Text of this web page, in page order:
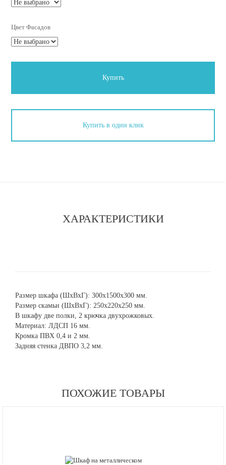
Цвет Фасадов
Купить
Купить в один клик
ХАРАКТЕРИСТИКИ
Размер шкафа (ШхВхГ): 300х1500х300 мм.
Размер скамьи (ШхВхГ): 250х220х250 мм.
В шкафу две полки, 2 крючка двухрожковых.
Материал: ЛДСП 16 мм.
Кромка ПВХ 0,4 и 2 мм.
Задняя стенка ДВПО 3,2 мм.
ПОХОЖИЕ ТОВАРЫ